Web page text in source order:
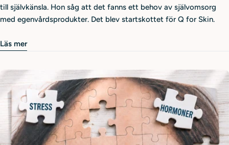
till självkänsla. Hon såg att det fanns ett behov av självomsorg
med egenvårdsprodukter. Det blev startskottet för Q for Skin.
Läs mer